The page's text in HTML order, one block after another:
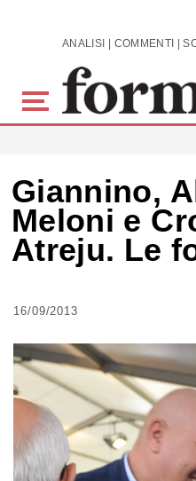
Skip to main content
Giannino,
Meloni e
Atreju. Le
16/09/2013